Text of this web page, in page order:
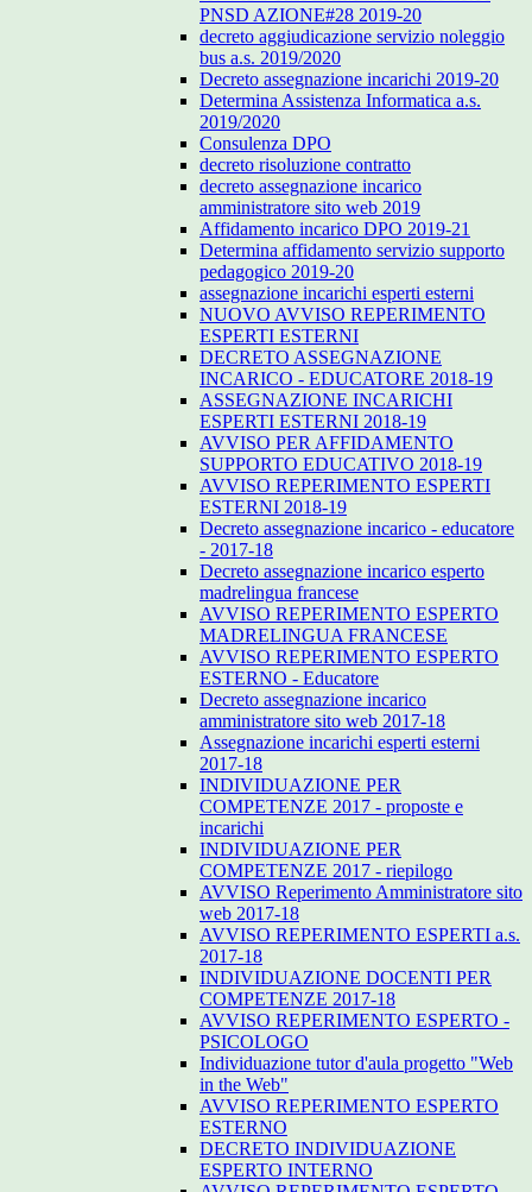
PNSD AZIONE#28 2019-20
decreto aggiudicazione servizio noleggio
bus a.s. 2019/2020
Decreto assegnazione incarichi 2019-20
Determina Assistenza Informatica a.s.
2019/2020
Consulenza DPO
decreto risoluzione contratto
decreto assegnazione incarico
amministratore sito web 2019
Affidamento incarico DPO 2019-21
Determina affidamento servizio supporto
pedagogico 2019-20
assegnazione incarichi esperti esterni
NUOVO AVVISO REPERIMENTO
ESPERTI ESTERNI
DECRETO ASSEGNAZIONE
INCARICO - EDUCATORE 2018-19
ASSEGNAZIONE INCARICHI
ESPERTI ESTERNI 2018-19
AVVISO PER AFFIDAMENTO
SUPPORTO EDUCATIVO 2018-19
AVVISO REPERIMENTO ESPERTI
ESTERNI 2018-19
Decreto assegnazione incarico - educatore
- 2017-18
Decreto assegnazione incarico esperto
madrelingua francese
AVVISO REPERIMENTO ESPERTO
MADRELINGUA FRANCESE
AVVISO REPERIMENTO ESPERTO
ESTERNO - Educatore
Decreto assegnazione incarico
amministratore sito web 2017-18
Assegnazione incarichi esperti esterni
2017-18
INDIVIDUAZIONE PER
COMPETENZE 2017 - proposte e
incarichi
INDIVIDUAZIONE PER
COMPETENZE 2017 - riepilogo
AVVISO Reperimento Amministratore sito
web 2017-18
AVVISO REPERIMENTO ESPERTI a.s.
2017-18
INDIVIDUAZIONE DOCENTI PER
COMPETENZE 2017-18
AVVISO REPERIMENTO ESPERTO -
PSICOLOGO
Individuazione tutor d'aula progetto "Web
in the Web"
AVVISO REPERIMENTO ESPERTO
ESTERNO
DECRETO INDIVIDUAZIONE
ESPERTO INTERNO